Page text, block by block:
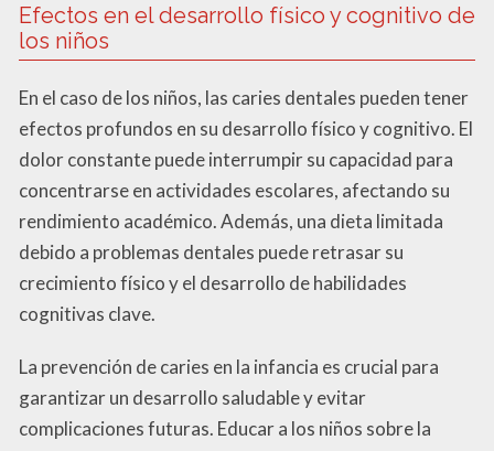
Efectos en el desarrollo físico y cognitivo de
los niños
En el caso de los niños, las caries dentales pueden tener
efectos profundos en su desarrollo físico y cognitivo. El
dolor constante puede interrumpir su capacidad para
concentrarse en actividades escolares, afectando su
rendimiento académico. Además, una dieta limitada
debido a problemas dentales puede retrasar su
crecimiento físico y el desarrollo de habilidades
cognitivas clave.
La prevención de caries en la infancia es crucial para
garantizar un desarrollo saludable y evitar
complicaciones futuras. Educar a los niños sobre la